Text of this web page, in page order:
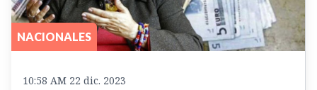
NACIONALES
10:58 AM 22 dic. 2023